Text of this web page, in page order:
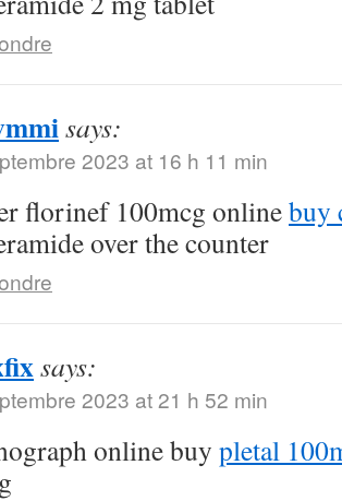
says:
2023 at 16 h 11 min
florinef 100mcg onlinebuy
over the counter
says:
2023 at 21 h 52 min
online buy pletal